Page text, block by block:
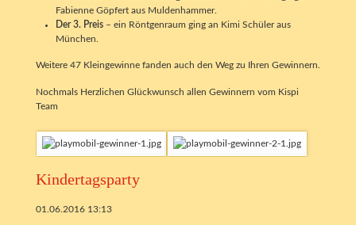
Fabienne Göpfert aus Muldenhammer.
Der 3. Preis– ein Röntgenraum ging an Kimi Schüler aus
München.
Weitere 47 Kleingewinne fanden auch den Weg zu Ihren Gewinnern.
Nochmals Herzlichen Glückwunsch allen Gewinnern vom Kispi
Team
Kindertagsparty
01.06.2016 13:13